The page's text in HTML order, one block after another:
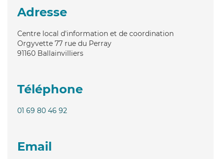
Adresse
Centre local d'information et de coordination
Orgyvette 77 rue du Perray
91160 Ballainvilliers
Téléphone
01 69 80 46 92
Email